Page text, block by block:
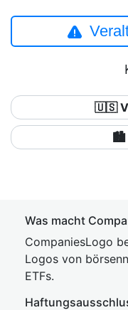
🇺🇸
🏙
Was macht
CompaniesLogo
Logos von
ETFs.